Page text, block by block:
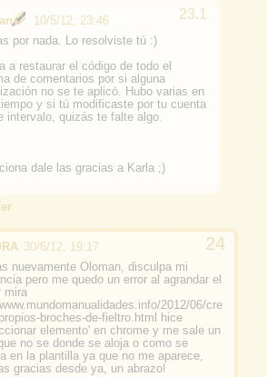
10/5/12, 23:46
por nada. Lo resolviste tú :)
a restaurar el código de todo el
de comentarios por si alguna
no se te aplicó. Hubo varias en
y si tú modificaste por tu cuenta
intervalo, quizás te falte algo.
dale las gracias a Karla ;)
30/6/12, 19:17
nuevamente Oloman, disculpa mi
pero me quedo un error al agrandar el
mira
2012/06/cre
broches-de-fieltro.html hice
elemento' en chrome y me sale un
no se donde se aloja o como se
en la plantilla ya que no me aparece,
gracias desde ya, un abrazo!